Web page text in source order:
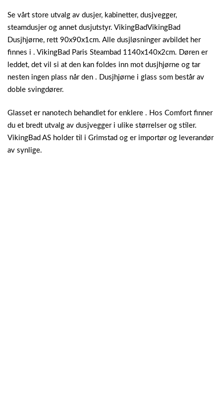
Se vårt store utvalg av dusjer, kabinetter, dusjvegger,
steamdusjer og annet dusjutstyr. VikingBadVikingBad
Dusjhjørne, rett 90x90x1cm. Alle dusjløsninger avbildet her
finnes i . VikingBad Paris Steambad 1140x140x2cm. Døren er
leddet, det vil si at den kan foldes inn mot dusjhjørne og tar
nesten ingen plass når den . Dusjhjørne i glass som består av
doble svingdører.
Glasset er nanotech behandlet for enklere . Hos Comfort finner
du et bredt utvalg av dusjvegger i ulike størrelser og stiler.
VikingBad AS holder til i Grimstad og er importør og leverandør
av synlige.